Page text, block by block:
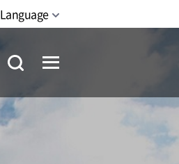
Language